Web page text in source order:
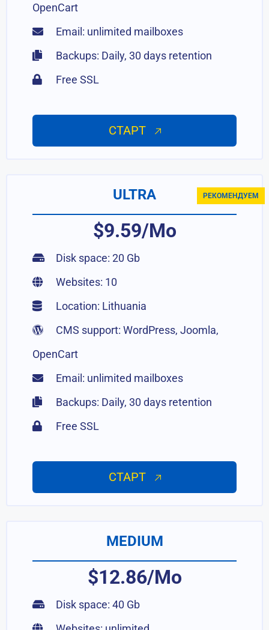
OpenCart
Email: unlimited mailboxes
Backups: Daily, 30 days retention
Free SSL
СТАРТ
РЕКОМЕНДУЕМ
ULTRA
$9.59/Mo
Disk space: 20 Gb
Websites: 10
Location: Lithuania
CMS support: WordPress, Joomla,
OpenCart
Email: unlimited mailboxes
Backups: Daily, 30 days retention
Free SSL
СТАРТ
MEDIUM
$12.86/Mo
Disk space: 40 Gb